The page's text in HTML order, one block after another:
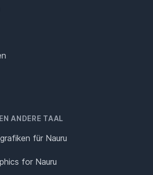
ANDERE TAAL
für Nauru
for Nauru